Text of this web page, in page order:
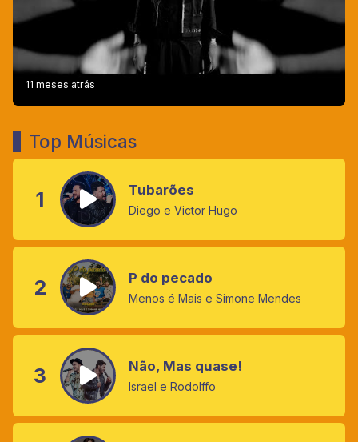
11 meses atrás
Top Músicas
1 Tubarões
Diego e Victor Hugo
2 P do pecado
Menos é Mais e Simone Mendes
3 Não, Mas quase!
Israel e Rodolffo